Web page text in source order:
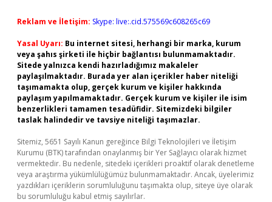
Reklam ve İletişim: Skype: live:.cid.575569c608265c69
Yasal Uyarı: Bu internet sitesi, herhangi bir marka, kurum
veya şahıs şirketi ile hiçbir bağlantısı bulunmamaktadır.
Sitede yalnızca kendi hazırladığımız makaleler
paylaşılmaktadır. Burada yer alan içerikler haber niteliği
taşımamakta olup, gerçek kurum ve kişiler hakkında
paylaşım yapılmamaktadır. Gerçek kurum ve kişiler ile isim
benzerlikleri tamamen tesadüfidir. Sitemizdeki bilgiler
taslak halindedir ve tavsiye niteliği taşımazlar.
Sitemiz, 5651 Sayılı Kanun gereğince Bilgi Teknolojileri ve İletişim
Kurumu (BTK) tarafından onaylanmış bir Yer Sağlayıcı olarak hizmet
vermektedir. Bu nedenle, sitedeki içerikleri proaktif olarak denetleme
veya araştırma yükümlülüğümüz bulunmamaktadır. Ancak, üyelerimiz
yazdıkları içeriklerin sorumluluğunu taşımakta olup, siteye üye olarak
bu sorumluluğu kabul etmiş sayılırlar.